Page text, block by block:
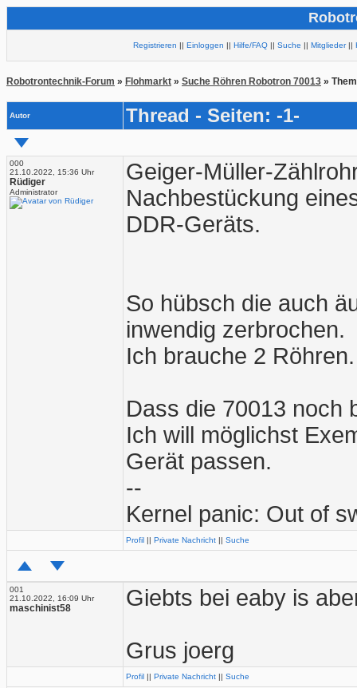
Registrieren || Einloggen || Hilfe/FAQ || Suche || Mitglieder||
Robotrontechnik-Forum » Flohmarkt » Suche Röhren Robotron 70013 »
Autor Thread - Seiten: -1-
000
21.10.2022, 15:36 Uhr
Rüdiger
Administrator
Geiger-Müller-
Nachbestückung
DDR-Geräts.
So hübsch die auch
inwendig zerbrochen.
Ich brauche 2 Röhren.
Dass die 70013 noch
Ich will möglichst
Gerät passen.
--
Kernel panic: Out of
Profil || Private Nachricht || Suche
001
21.10.2022, 16:09 Uhr
maschinist58 Giebts bei eaby is
Grus joerg
Profil || Private Nachricht || Suche